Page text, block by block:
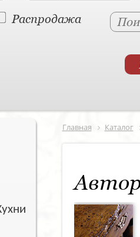
Распродажа
Главная Каталог